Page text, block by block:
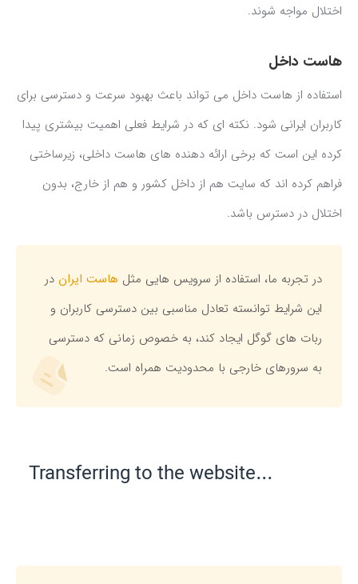
اختلال مواجه شوند.
هاست داخل
استفاده از هاست داخل می تواند باعث بهبود سرعت و دسترسی برای
کاربران ایرانی شود. نکته ای که در شرایط فعلی اهمیت بیشتری پیدا
کرده این است که برخی ارائه دهنده های هاست داخلی، زیرساختی
فراهم کرده اند که سایت هم از داخل کشور و هم از خارج، بدون
اختلال در دسترس باشد.
در تجربه ما، استفاده از سرویس هایی مثل هاست ایران در
این شرایط توانسته تعادل مناسبی بین دسترسی کاربران و
ربات های گوگل ایجاد کند، به خصوص زمانی که دسترسی
به سرورهای خارجی با محدودیت همراه است.